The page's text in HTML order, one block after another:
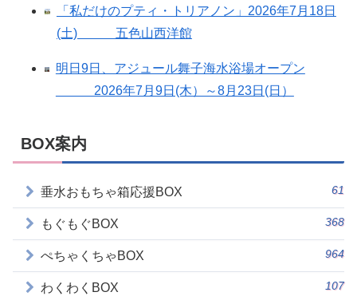
「私だけのプティ・トリアノン」2026年7月18日
(土) 五色山西洋館
明日9日、アジュール舞子海水浴場オープン
2026年7月9日(木）～8月23日(日）
BOX案内
垂水おもちゃ箱応援BOX 61
もぐもぐBOX 368
ぺちゃくちゃBOX 964
わくわくBOX 107